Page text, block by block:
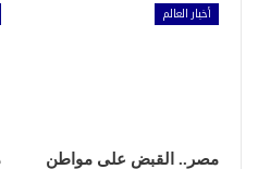
أخبار العالم
مصر.. القبض على مواطن